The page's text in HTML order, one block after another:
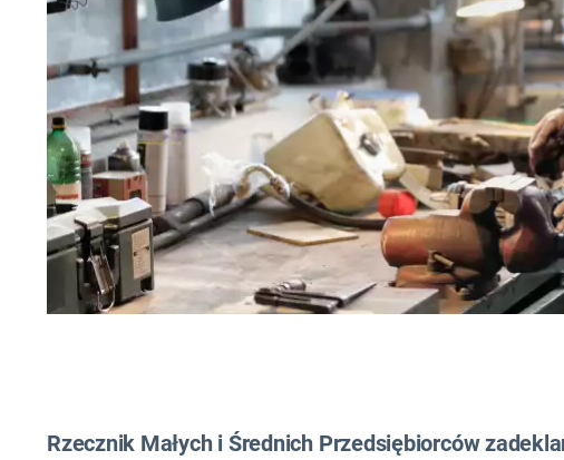
Rzecznik Małych i Średnich Przedsiębiorców